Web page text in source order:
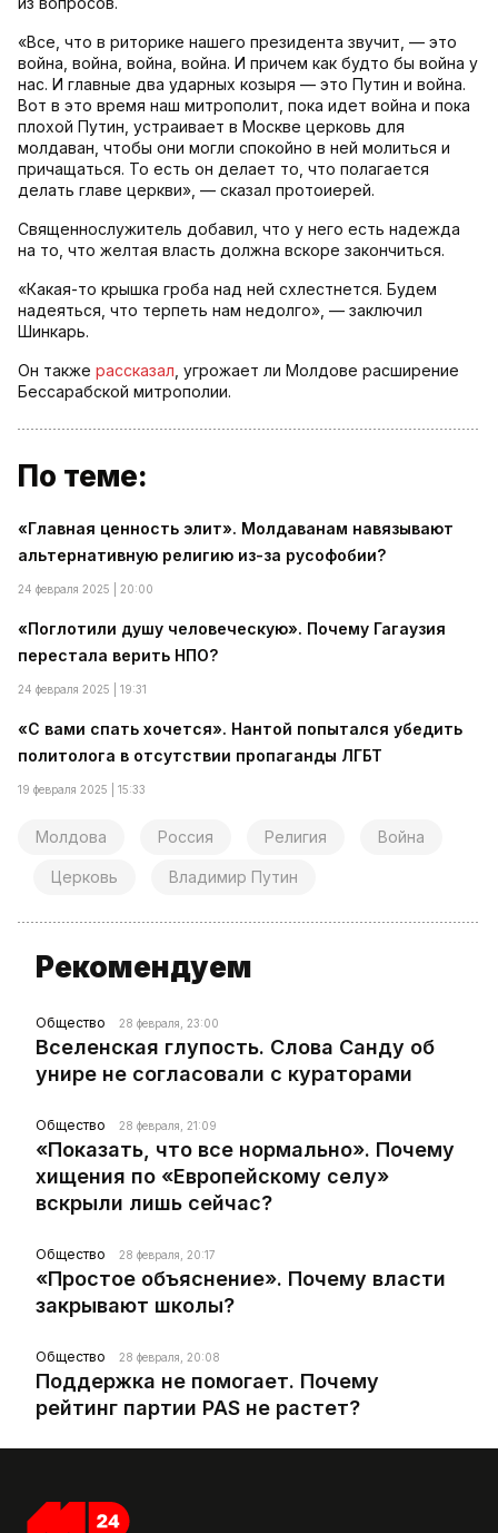
«Все, что в риторике нашего президента звучит, — это
война, война, война, война. И причем как будто бы война у
нас. И главные два ударных козыря — это Путин и война.
Вот в это время наш митрополит, пока идет война и пока
плохой Путин, устраивает в Москве церковь для
молдаван, чтобы они могли спокойно в ней молиться и
причащаться. То есть он делает то, что полагается
делать главе церкви», — сказал протоиерей.
Священнослужитель добавил, что у него есть надежда
на то, что желтая власть должна вскоре закончиться.
«Какая-то крышка гроба над ней схлестнется. Будем
надеяться, что терпеть нам недолго», — заключил
Шинкарь.
Он также рассказал , угрожает ли Молдове расширение
Бессарабской митрополии.
По теме:
«Главная ценность элит». Молдаванам навязывают
альтернативную религию из-за русофобии?
24 февраля 2025 | 20:00
«Поглотили душу человеческую». Почему Гагаузия
перестала верить НПО?
24 февраля 2025 | 19:31
«С вами спать хочется». Нантой попытался убедить
политолога в отсутствии пропаганды ЛГБТ
19 февраля 2025 | 15:33
Молдова Россия Религия Война
Церковь Владимир Путин
Рекомендуем
Общество 28 февраля, 23:00
Вселенская глупость. Слова Санду об
унире не согласовали с кураторами
Общество 28 февраля, 21:09
«Показать, что все нормально». Почему
хищения по «Европейскому селу»
вскрыли лишь сейчас?
Общество 28 февраля, 20:17
«Простое объяснение». Почему власти
закрывают школы?
Общество 28 февраля, 20:08
Поддержка не помогает. Почему
рейтинг партии PAS не растет?